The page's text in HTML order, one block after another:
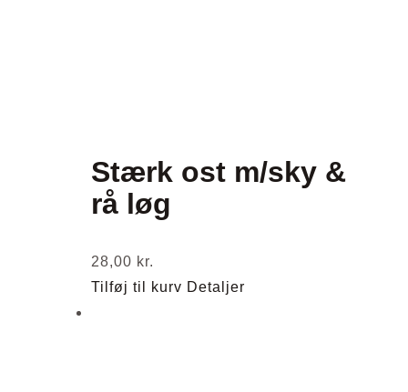
Stærk ost m/sky &
rå løg
28,00 kr.
Tilføj til kurv Detaljer